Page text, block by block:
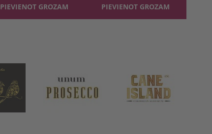
PIEVIENOT GROZAM PIEVIENOT GROZAM